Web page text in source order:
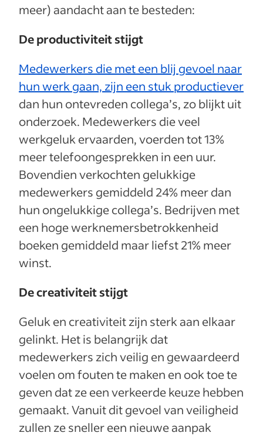
meer) aandacht aan te besteden:
De productiviteit stijgt
Medewerkers die met een blij gevoel naar
hun werk gaan, zijn een stuk productiever
dan hun ontevreden collega’s, zo blijkt uit
onderzoek. Medewerkers die veel
werkgeluk ervaarden, voerden tot 13%
meer telefoongesprekken in een uur.
Bovendien verkochten gelukkige
medewerkers gemiddeld 24% meer dan
hun ongelukkige collega’s. Bedrijven met
een hoge werknemersbetrokkenheid
boeken gemiddeld maar liefst 21% meer
winst.
De creativiteit stijgt
Geluk en creativiteit zijn sterk aan elkaar
gelinkt. Het is belangrijk dat
medewerkers zich veilig en gewaardeerd
voelen om fouten te maken en ook toe te
geven dat ze een verkeerde keuze hebben
gemaakt. Vanuit dit gevoel van veiligheid
zullen ze sneller een nieuwe aanpak